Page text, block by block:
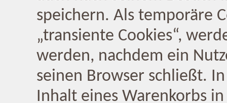
speichern. Als temporäre
„transiente Cookies“,
werden, nachdem ein
seinen Browser schließt.
Inhalt eines Warenkorbs